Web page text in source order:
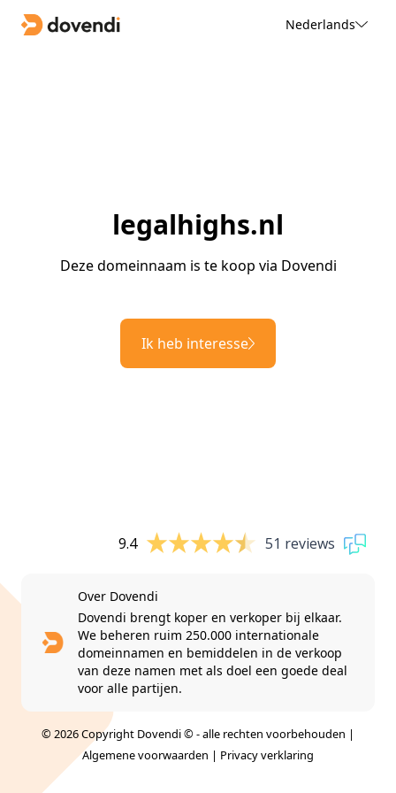
Nederlands
legalhighs.nl
Deze domeinnaam is te koop via Dovendi
Ik heb interesse
9.4 51 reviews
Over Dovendi
Dovendi brengt koper en verkoper bij elkaar.
We beheren ruim 250.000 internationale
domeinnamen en bemiddelen in de verkoop
van deze namen met als doel een goede deal
voor alle partijen.
© 2026 Copyright Dovendi © - alle rechten voorbehouden |
Algemene voorwaarden | Privacy verklaring